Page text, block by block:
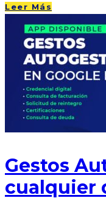
Leer Más
Gestos
cualquier